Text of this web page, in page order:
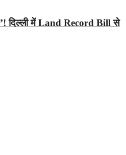
दिल्ली में Land Record Bill से